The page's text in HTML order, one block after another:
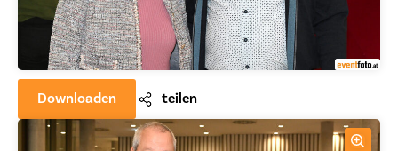
Downloaden teilen